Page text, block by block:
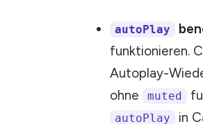
autoPlay
funktionieren.
Autoplay-
ohne
muted
autoPlay in